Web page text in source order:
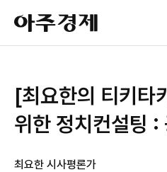
아
주
경
[최요한의 티키
위한 정치컨설팅 :
최요한 시사평론가